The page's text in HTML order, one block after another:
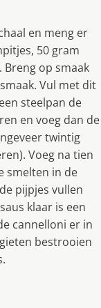
en meng er
50 gram
Breng op smaak
Vul met dit
steelpan de
en voeg dan de
twintig
Voeg na tien
smelten in de
pijpjes vullen
klaar is een
cannelloni er in
bestrooien